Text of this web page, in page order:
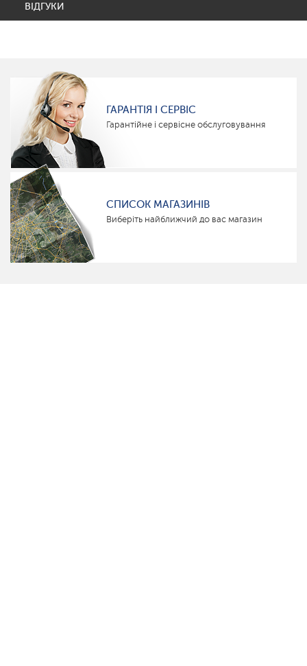
ВІДГУКИ
ГАРАНТІЯ І СЕРВІС
Гарантійне і сервісне обслуговування
СПИСОК МАГАЗИНІВ
Виберіть найближчий до вас магазин